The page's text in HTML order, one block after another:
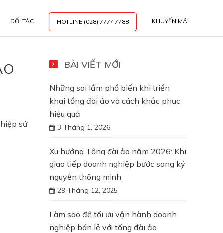
ĐỐI TÁC HOTLINE (028) 7777 7788 KHUYẾN MÃI
sử
BÀI VIẾT MỚI
Những sai lầm phổ biến khi triển
khai tổng đài ảo và cách khắc phục
hiệu quả
3 Tháng 1, 2026
Xu hướng Tổng đài ảo năm 2026: Khi
giao tiếp doanh nghiệp bước sang kỷ
nguyên thông minh
29 Tháng 12, 2025
Làm sao để tối ưu vận hành doanh
nghiệp bán lẻ với tổng đài ảo